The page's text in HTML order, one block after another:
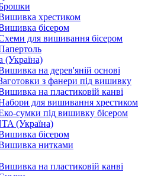
хрестиком
бісером
для вишивання бісером
(Україна)
на дерев'яній основі
з фанери під вишивку
на пластиковій канві
для вишивання хрестиком
сумки під вишивку бісером
(Україна)
бісером
нитками
на пластиковій канві